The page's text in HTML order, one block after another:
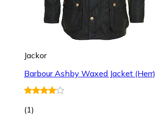
Jackor
Barbour Ashby Waxed Jacket (Herr)
(1)